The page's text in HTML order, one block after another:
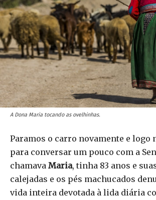
A Dona Maria tocando as ovelhinhas.
Paramos o carro novamente e
para conversar um pouco com a
chamava Maria, tinha 83 anos e
calejadas e os pés machucados
vida inteira devotada à lida diária